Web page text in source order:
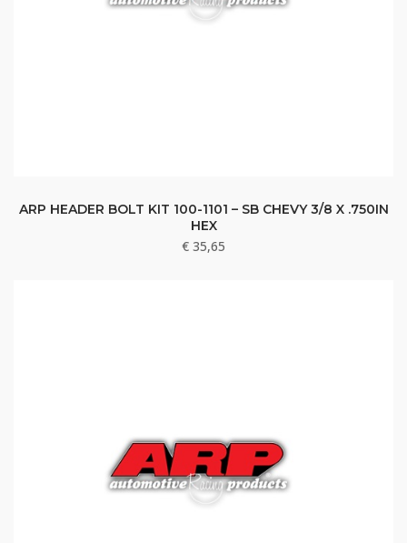
ARP HEADER BOLT KIT 100-1101 – SB CHEVY 3/8 X .750IN
HEX
€ 35,65